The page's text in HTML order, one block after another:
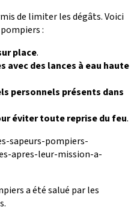
de limiter les dégâts. Voici
:
place.
avec des lances à eau haute
personnels présents dans
éviter toute reprise du feu.
sapeurs-pompiers-
apres-leur-mission-a-
a été salué par les